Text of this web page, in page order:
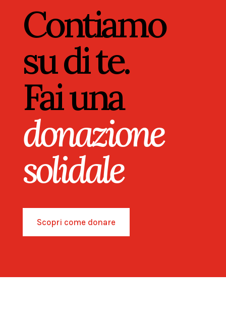
Contiamo
su di te.
Fai una
donazione
solidale
Scopri come donare